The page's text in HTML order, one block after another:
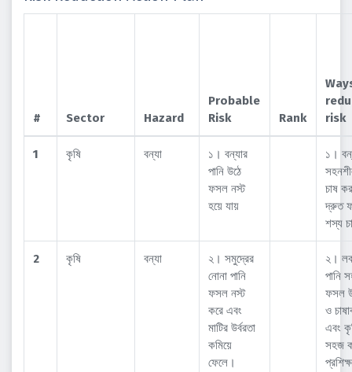
# Sector Hazard
Probable
Risk
Rank
risk
1 কৃষি বন্যা
১। বন্যার
পানি উঠে
ফসল নস্ট
হয়ে যায়
১।
চাষ
দ্রুত
শস্য
2 কৃষি বন্যা
২। সমুদ্রের
নোনা পানি
ফসল নস্ট
করে এবং
মাটির উর্বরতা
কমিয়ে
ফেলে।
২।
পানি
ফসল
ও
এবং
সহজ